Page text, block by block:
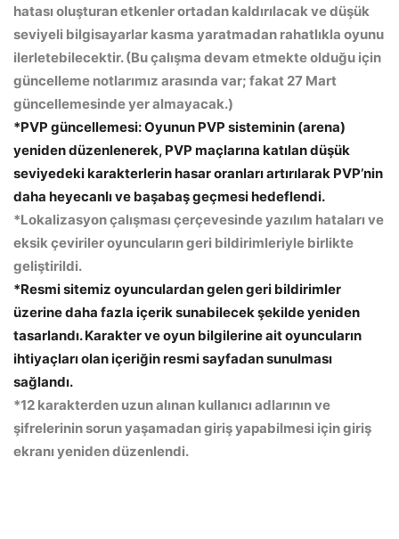
hatası oluşturan etkenler ortadan kaldırılacak ve düşük
seviyeli bilgisayarlar kasma yaratmadan rahatlıkla oyunu
ilerletebilecektir. (Bu çalışma devam etmekte olduğu için
güncelleme notlarımız arasında var; fakat 27 Mart
güncellemesinde yer almayacak.)
*PVP güncellemesi: Oyunun PVP sisteminin (arena)
yeniden düzenlenerek, PVP maçlarına katılan düşük
seviyedeki karakterlerin hasar oranları artırılarak PVP’nin
daha heyecanlı ve başabaş geçmesi hedeflendi.
*Lokalizasyon çalışması çerçevesinde yazılım hataları ve
eksik çeviriler oyuncuların geri bildirimleriyle birlikte
geliştirildi.
*Resmi sitemiz oyunculardan gelen geri bildirimler
üzerine daha fazla içerik sunabilecek şekilde yeniden
tasarlandı. Karakter ve oyun bilgilerine ait oyuncuların
ihtiyaçları olan içeriğin resmi sayfadan sunulması
sağlandı.
*12 karakterden uzun alınan kullanıcı adlarının ve
şifrelerinin sorun yaşamadan giriş yapabilmesi için giriş
ekranı yeniden düzenlendi.